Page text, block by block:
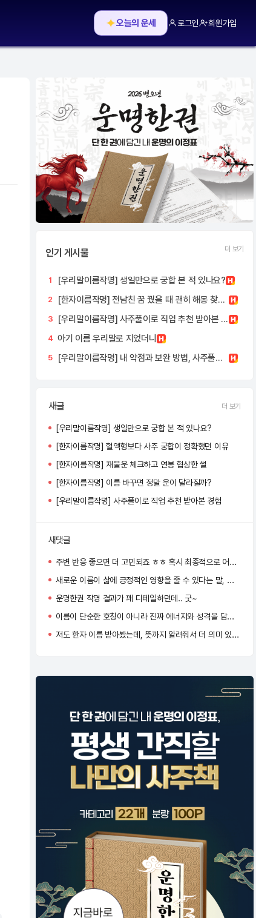
✦오늘의 운세 로그인 회원가입
인기 게시물 더 보기
1 [우리말이름작명] 생일만으로 궁합 본 적 있나요?
2 [한자이름작명] 전남친 꿈 꿨을 때 괜히 해몽 찾게 됨
3 [우리말이름작명] 사주풀이로 직업 추천 받아본 경험
4 아기 이름 우리말로 지었더니
5 [우리말이름작명] 내 약점과 보완 방법, 사주풀이로 확인한 경험
새글 더 보기
[우리말이름작명] 생일만으로 궁합 본 적 있나요?
[한자이름작명] 혈액형보다 사주 궁합이 정확했던 이유
[한자이름작명] 재물운 체크하고 연봉 협상한 썰
[한자이름작명] 이름 바꾸면 정말 운이 달라질까?
[우리말이름작명] 사주풀이로 직업 추천 받아본 경험
새댓글
주변 반응 좋으면 더 고민되죠 ㅎㅎ 혹시 최종적으로 어떤 이름으로 결정하셨어요?
새로운 이름이 삶에 긍정적인 영향을 줄 수 있다는 말, 직접 체감하신 것 같아요! 멋진 선택 하셨네요 :)
운명한권 작명 결과가 꽤 디테일하던데.. 굿~
이름이 단순한 호칭이 아니라 진짜 에너지와 성격을 담고 있는 것 같아요. 저도 바꿔볼까 고민 중이에요!
저도 한자 이름 받아봤는데, 뜻까지 알려줘서 더 의미 있게 느껴졌어요. ‘정화’ 너무 맑고 고운 이름이네요!